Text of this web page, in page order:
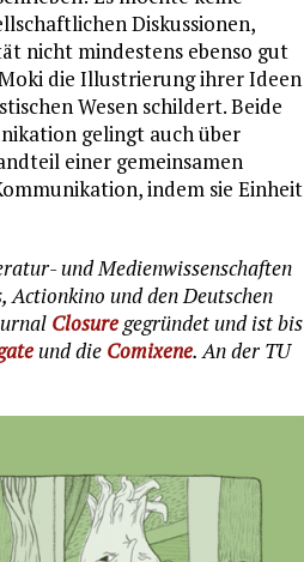
Diskussionen,
nicht mindestens ebenso gut
die Illustrierung ihrer Ideen
Wesen schildert. Beide
gelingt auch über
einer gemeinsamen
indem sie Einheit
und Medienwissenschaften
und den Deutschen
Closuregegründet und ist bis
und die Comixene. An der TU